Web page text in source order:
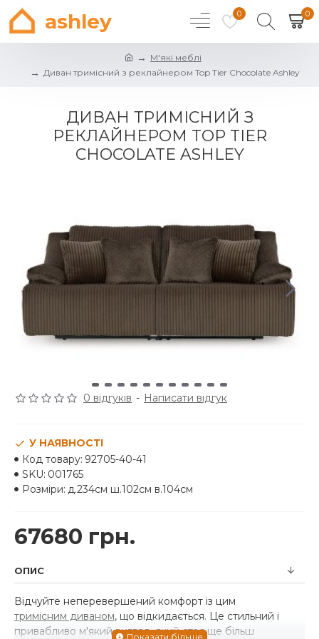
ashley 0 0
М'які меблі
Диван тримісний з реклайнером Top Tier Chocolate Ashley
ДИВАН ТРИМІСНИЙ З
РЕКЛАЙНЕРОМ TOP TIER
CHOCOLATE ASHLEY
0 відгуків - Написати відгук
67680 грн.
У НАЯВНОСТІ
Код товару: 92705-40-41
SKU: 001765
Розміри: д.234см ш.102см в.104см
ОПИС
Відчуйте неперевершений комфорт із цим
тримісним диваном, що відкидається. Це стильний і
привабливо м'який вигляд, який стає ще більш